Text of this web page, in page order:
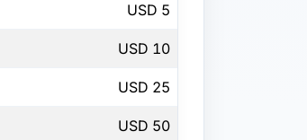
5 USD
10 USD
25 USD
50 USD